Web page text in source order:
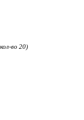
во 20)